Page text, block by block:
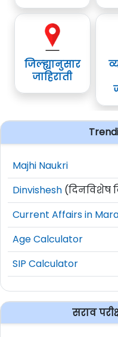
जिल्ह्यानुसार
जाहिराती
Majhi Naukri
Dinvishesh (दिनविशेष
Current Affairs in
Age Calculator
SIP Calculator
सराव